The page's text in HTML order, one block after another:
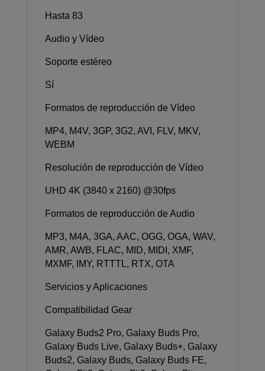
Hasta 83
Audio y Vídeo
Soporte estéreo
Sí
Formatos de reproducción de Vídeo
MP4, M4V, 3GP, 3G2, AVI, FLV, MKV,
WEBM
Resolución de reproducción de Vídeo
UHD 4K (3840 x 2160) @30fps
Formatos de reproducción de Audio
MP3, M4A, 3GA, AAC, OGG, OGA, WAV,
AMR, AWB, FLAC, MID, MIDI, XMF,
MXMF, IMY, RTTTL, RTX, OTA
Servicios y Aplicaciones
Compatibilidad Gear
Galaxy Buds2 Pro, Galaxy Buds Pro,
Galaxy Buds Live, Galaxy Buds+, Galaxy
Buds2, Galaxy Buds, Galaxy Buds FE,